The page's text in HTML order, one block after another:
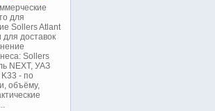
для
Sollers Atlant
для доставок
Sollers
NEXT, УАЗ
- по
объёму,